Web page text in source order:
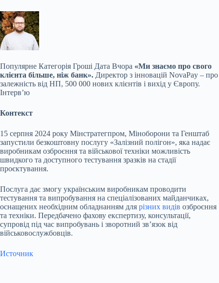
Популярне Категорія Гроші Дата Вчора «Ми знаємо про свого
клієнта більше, ніж банк». Директор з інновацій NovaPay – про
залежність від НП, 500 000 нових клієнтів і вихід у Європу.
Інтервʼю
Контекст
15 серпня 2024 року Мінстратегпром, Міноборони та Генштаб
запустили безкоштовну послугу «Залізний полігон», яка надає
виробникам озброєння та військової техніки можливість
швидкого та доступного тестування зразків на стадії
проєктування.
Послуга дає змогу українським виробникам проводити
тестування та випробування на спеціалізованих майданчиках,
оснащених необхідним обладнанням для різних видів озброєння
та техніки. Передбачено фахову експертизу, консультації,
супровід під час випробувань і зворотний звʼязок від
військовослужбовців.
Источник